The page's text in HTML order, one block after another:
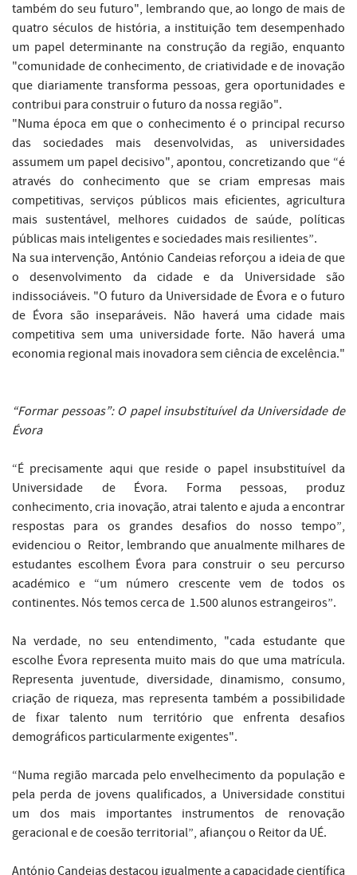
também do seu futuro", lembrando que, ao longo de mais de
quatro séculos de história, a instituição tem desempenhado
um papel determinante na construção da região, enquanto
"comunidade de conhecimento, de criatividade e de inovação
que diariamente transforma pessoas, gera oportunidades e
contribui para construir o futuro da nossa região".
"Numa época em que o conhecimento é o principal recurso
das sociedades mais desenvolvidas, as universidades
assumem um papel decisivo", apontou, concretizando que “é
através do conhecimento que se criam empresas mais
competitivas, serviços públicos mais eficientes, agricultura
mais sustentável, melhores cuidados de saúde, políticas
públicas mais inteligentes e sociedades mais resilientes”.
Na sua intervenção, António Candeias reforçou a ideia de que
o desenvolvimento da cidade e da Universidade são
indissociáveis. "O futuro da Universidade de Évora e o futuro
de Évora são inseparáveis. Não haverá uma cidade mais
competitiva sem uma universidade forte. Não haverá uma
economia regional mais inovadora sem ciência de excelência."
“Formar pessoas”: O papel insubstituível da Universidade de
Évora
“É precisamente aqui que reside o papel insubstituível da
Universidade de Évora. Forma pessoas, produz
conhecimento, cria inovação, atrai talento e ajuda a encontrar
respostas para os grandes desafios do nosso tempo”,
evidenciou o Reitor, lembrando que anualmente milhares de
estudantes escolhem Évora para construir o seu percurso
académico e “um número crescente vem de todos os
continentes. Nós temos cerca de 1.500 alunos estrangeiros”.
Na verdade, no seu entendimento, "cada estudante que
escolhe Évora representa muito mais do que uma matrícula.
Representa juventude, diversidade, dinamismo, consumo,
criação de riqueza, mas representa também a possibilidade
de fixar talento num território que enfrenta desafios
demográficos particularmente exigentes".
“Numa região marcada pelo envelhecimento da população e
pela perda de jovens qualificados, a Universidade constitui
um dos mais importantes instrumentos de renovação
geracional e de coesão territorial”, afiançou o Reitor da UÉ.
António Candeias destacou igualmente a capacidade científica